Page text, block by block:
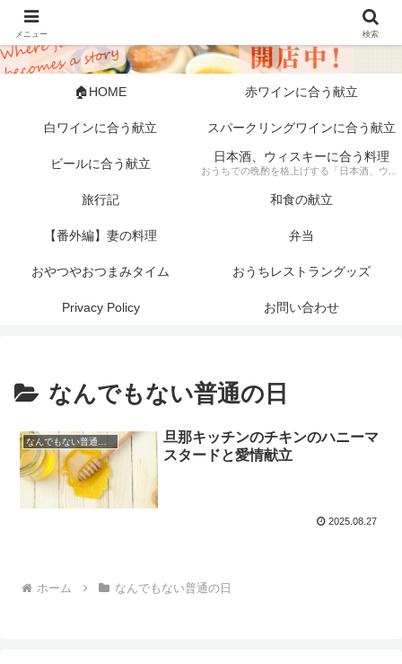
🏠HOME 赤ワインに合う献立
白ワインに合う献立 スパークリングワインに合う献立
ビールに合う献立 日本酒、ウィスキーに合う料理
おうちでの晩酌を格上げする「日本酒、ウィスキーに合う料理」の記録。 芳醇な日本酒やスモーキーなウィスキーにぴったりな、素材にこだわった一皿から手軽な一品まで幅広く紹介します。 「旦那キッチン」が提案する、お酒好きにはたまらない絶品ペアリングで、至福のひとときをどうぞ。
旅行記 和食の献立
【番外編】妻の料理 弁当
おやつやおつまみタイム おうちレストラングッズ
Privacy Policy お問い合わせ
なんでもない普通の日
旦那キッチンのチキンのハニーマ
スタードと愛情献立
2025.08.27
ホーム なんでもない普通の日
メニュー 検索